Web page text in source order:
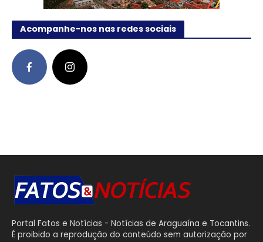
Acompanhe-nos nas redes sociais
Portal Fatos e Notícias - Notícias de Araguaína e Tocantins.
É proibido a reprodução do conteúdo sem autorização por